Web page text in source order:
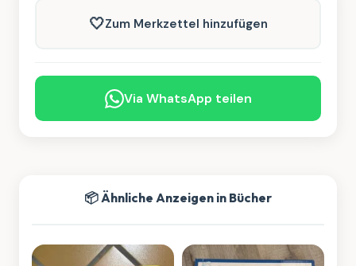
🤍Zum Merkzettel hinzufügen
Via WhatsApp teilen
📦 Ähnliche Anzeigen in Bücher